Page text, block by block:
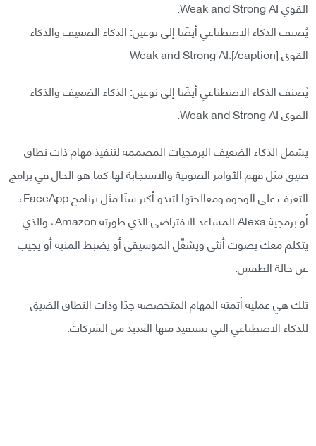
يُصنف الذكاء الاصطناعي أيضًا إلى نوعين: الذكاء الضعيف والذكاء
القوي Weak and Strong AI.[/caption]
يُصنف الذكاء الاصطناعي أيضًا إلى نوعين: الذكاء الضعيف والذكاء
القوي Weak and Strong AI.
يشمل الذكاء الضعيف البرمجيات المصممة لتنفيذ مهام ذات نطاق
ضيق مثل فهم الأوامر الصوتية والاستجابة لها كما هو الحال في برامج
التعرف على الوجوه ومعالجتها لتبدو أكبر سنًا مثل برنامج FaceApp،
أو برمجية Alexa المساعد الافتراضي الذي طورته Amazon، والذي
يتكلم معك بصوت أنثى ويشغِّل الموسيقى أو يضبط المنبه أو يجيب
عن حالة الطقس.
تلك هي عملية أتمتة المهام المتخصصة جدًا وذات النطاق الضيق
للذكاء الاصطناعي التي تستفيد منها العديد من الشركات.